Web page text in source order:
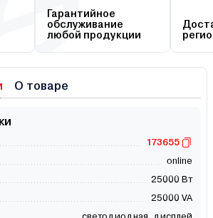
Гарантийное
обслуживание
любой продукции
О товаре
173655
online
25000 Вт
25000 VA